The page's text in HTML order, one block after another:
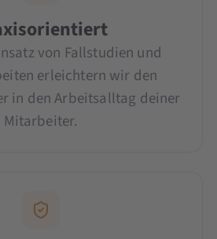
von Fallstudien und
erleichtern wir den
in den Arbeitsalltag deiner
Mitarbeiter.